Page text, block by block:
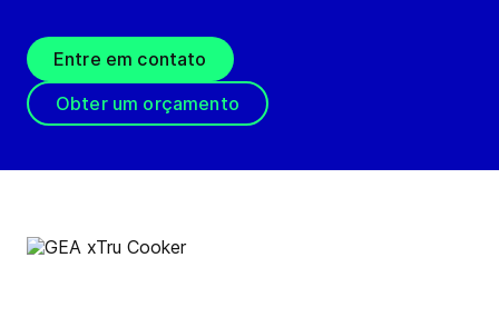
Entre em contato
Obter um orçamento